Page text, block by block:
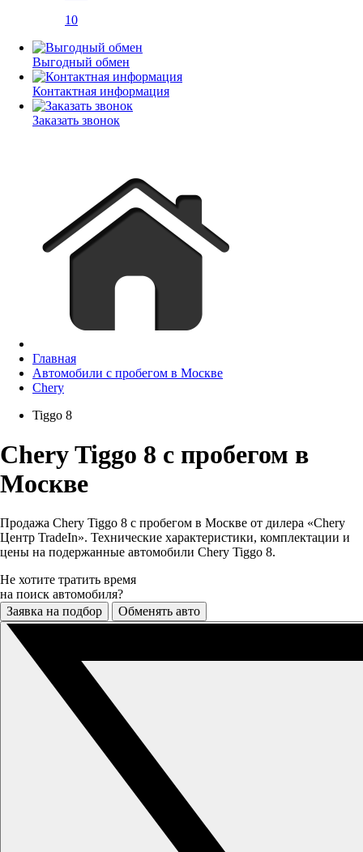
10
Выгодный обмен
Контактная информация
Заказать звонок
Главная
Автомобили с пробегом в Москве
Chery
Tiggo 8
Chery Tiggo 8 с пробегом в
Москве
Продажа Chery Tiggo 8 с пробегом в Москве от дилера «Chery
Центр TradeIn». Технические характеристики, комплектации и
цены на подержанные автомобили Chery Tiggo 8.
Не хотите тратить время
на поиск автомобиля?
Заявка на подбор
Обменять авто